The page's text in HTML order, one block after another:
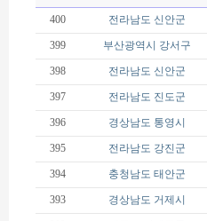
400 전라남도 신안군
399 부산광역시 강서구
398 전라남도 신안군
397 전라남도 진도군
396 경상남도 통영시
395 전라남도 강진군
394 충청남도 태안군
393 경상남도 거제시